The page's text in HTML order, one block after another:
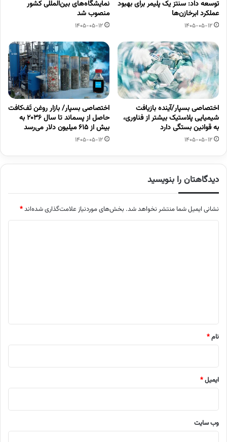
توسعه داد: سنتز یک پلیمر برای بهبود
عملکرد ابرخازن‌ها
1405-05-12
نمایشگاه‌های بین‌المللی کشور
منصوب شد
1405-05-12
اختصاصی بسپار/آینده بازیافت
شیمیایی پلاستیک بیشتر از فناوری،
به قوانین بستگی دارد
1405-05-12
اختصاصی بسپار/ بازار روغن تَف‌کافت
حاصل از پسماند تا سال ۲۰۳۶ به
بیش از ۶۱۵ میلیون دلار می‌رسد
1405-05-12
دیدگاهتان را بنویسید
نشانی ایمیل شما منتشر نخواهد شد. بخش‌های موردنیاز علامت‌گذاری شده‌اند*
نام*
ایمیل*
وب‌ سایت